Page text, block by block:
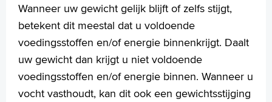
Wanneer uw gewicht gelijk blijft of zelfs stijgt,
betekent dit meestal dat u voldoende
voedingsstoffen en/of energie binnenkrijgt. Daalt
uw gewicht dan krijgt u niet voldoende
voedingsstoffen en/of energie binnen. Wanneer u
vocht vasthoudt, kan dit ook een gewichtsstijging